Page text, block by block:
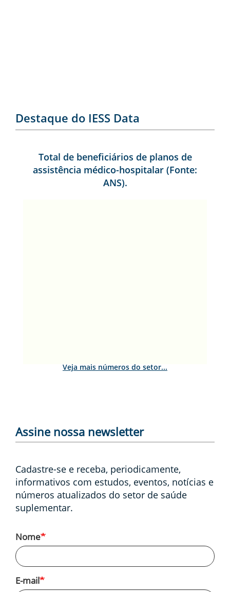
Destaque do IESS Data
Total de beneficiários de planos de
assistência médico-hospitalar (Fonte:
ANS).
Veja mais números do setor...
Assine nossa newsletter
Cadastre-se e receba, periodicamente,
informativos com estudos, eventos, notícias e
números atualizados do setor de saúde
suplementar.
Nome
E-mail